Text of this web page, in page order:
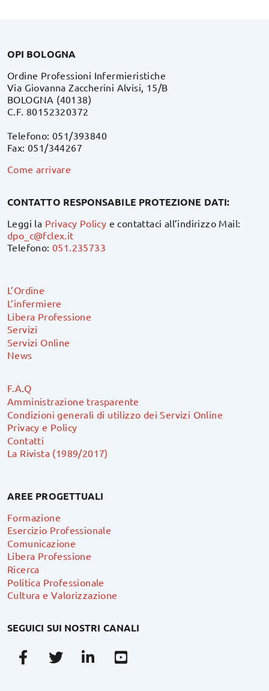
OPI BOLOGNA
Ordine Professioni Infermieristiche
Via Giovanna Zaccherini Alvisi, 15/B
BOLOGNA (40138)
C.F. 80152320372
Telefono: 051/393840
Fax: 051/344267
Come arrivare
CONTATTO RESPONSABILE PROTEZIONE DATI:
Leggi la Privacy Policy e contattaci all’indirizzo Mail:
dpo_c@fclex.it
Telefono:051.235733
L’Ordine
L’infermiere
Libera Professione
Servizi
Servizi Online
News
F.A.Q
Amministrazione trasparente
Condizioni generali di utilizzo dei Servizi Online
Privacy e Policy
Contatti
La Rivista (1989/2017)
AREE PROGETTUALI
Formazione
Esercizio Professionale
Comunicazione
Libera Professione
Ricerca
Politica Professionale
Cultura e Valorizzazione
SEGUICI SUI NOSTRI CANALI
FacebookTwitterLinkedin